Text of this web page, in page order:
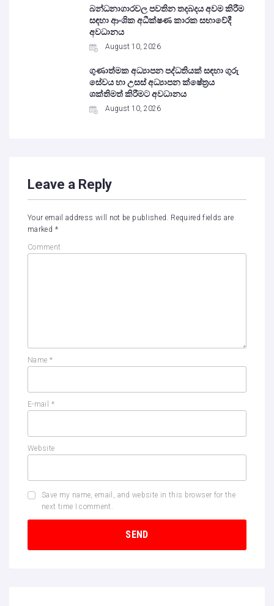
බන්ධනාගාරවල පවතින තදබදය අවම කිරීම
සඳහා ආංශික අධීක්ෂණ කාරක සභාවේදී
අවධානය
August 10, 2026
ගුණාත්මක අධ්‍යාපන පද්ධතියක් සඳහා ගුරු
සේවය හා උසස් අධ්‍යාපන ක්ෂේත්‍රය
ශක්තිමත් කිරීමට අවධානය
August 10, 2026
Leave a Reply
Your email address will not be published. Required fields are
marked *
Comment
Name *
E-mail *
Website
Save my name, email, and website in this browser for the
next time I comment.